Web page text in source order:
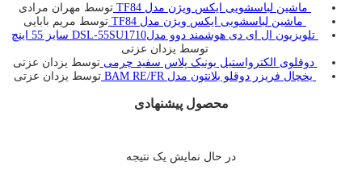
ماشین لباسشویی ایکس ویژن مدل TF84
توسط مهران مرادی
ماشین لباسشویی ایکس ویژن مدل TF84
توسط مریم بابایی
تلویزیون ال ای دی هوشمند دوو مدلDSL-55SU1710 سایز 55 اینچ
توسط یزدان عزتی
دوقلوی الکترواستیل یونیک پلاس سفید چرمی توسط یزدان عزتی
یخچال فريزر دوقلو بلانتون مدل BAM RE/FR
توسط یزدان عزتی
محصول پیشنهادی
در حال نمایش یک نتیجه